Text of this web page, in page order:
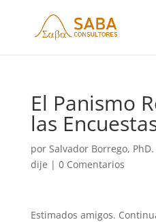
El Panismo
las
por Salvador Borrego, PhD.
dije | 0 Comentarios
Estimados amigos.